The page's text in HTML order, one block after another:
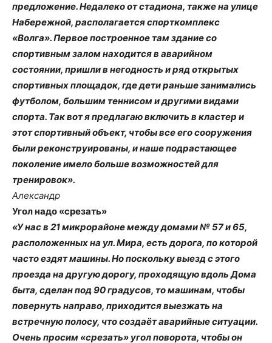
предложение. Недалеко от стадиона, также на улице
Набережной, располагается спорткомплекс
«Волга». Первое построенное там здание со
спортивным залом находится в аварийном
состоянии, пришли в негодность и ряд открытых
спортивных площадок, где дети раньше занимались
футболом, большим теннисом и другими видами
спорта. Так вот я предлагаю включить в кластер и
этот спортивный объект, чтобы все его сооружения
были реконструированы, и наше подрастающее
поколение имело больше возможностей для
тренировок».
Александр
Угол надо «срезать»
«У нас в 21 микрорайоне между домами № 57 и 65,
расположенных на ул. Мира, есть дорога, по которой
часто ездят машины. Но поскольку выезд с этого
проезда на другую дорогу, проходящую вдоль Дома
быта, сделан под 90 градусов, то машинам, чтобы
повернуть направо, приходится выезжать на
встречную полосу, что создаёт аварийные ситуации.
Очень просим «срезать» угол поворота, чтобы он